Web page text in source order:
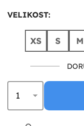
VELIKOST:
XS S M